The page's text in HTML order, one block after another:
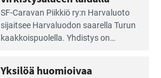
SF-Caravan Piikkiö ry:n Harvaluoto
sijait­see Harvaluodon saarella Turun
kaakkois­puolella. Yhdistys on
virkistysalueesta.
Yksilöä huomioivaa